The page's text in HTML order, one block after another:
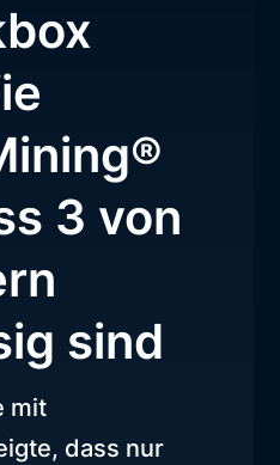
3 von
sind
mit
dass nur